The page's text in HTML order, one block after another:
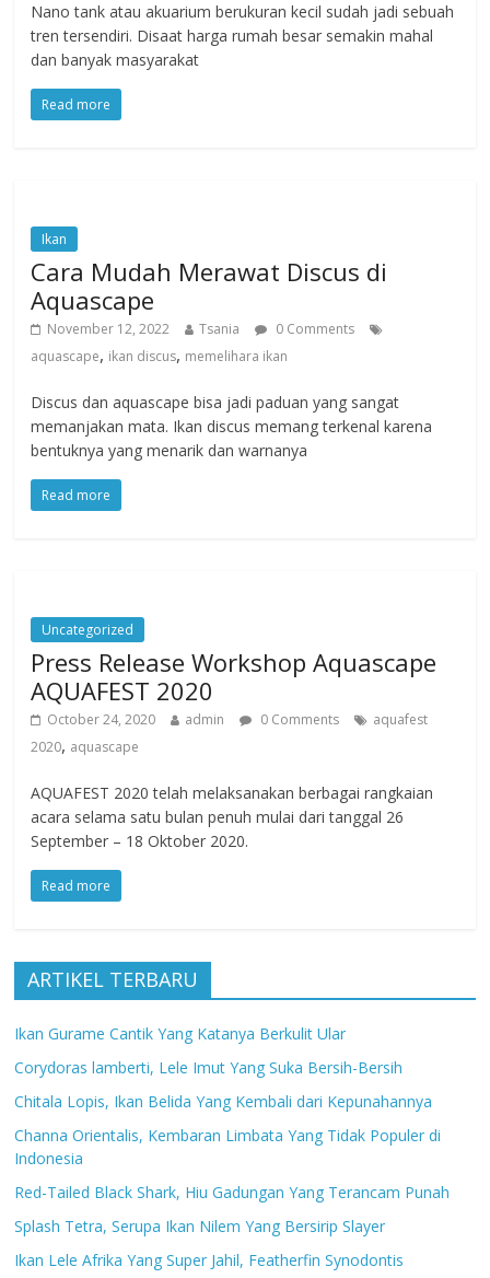
Nano tank atau akuarium berukuran kecil sudah jadi sebuah
tren tersendiri. Disaat harga rumah besar semakin mahal
dan banyak masyarakat
Read more
Ikan
Cara Mudah Merawat Discus di
Aquascape
November 12, 2022 Tsania
0 Comments
aquascape, ikan discus, memelihara ikan
Discus dan aquascape bisa jadi paduan yang sangat
memanjakan mata. Ikan discus memang terkenal karena
bentuknya yang menarik dan warnanya
Read more
Uncategorized
Press Release Workshop Aquascape
AQUAFEST 2020
October 24, 2020 admin 0 Comments
aquafest
2020, aquascape
AQUAFEST 2020 telah melaksanakan berbagai rangkaian
acara selama satu bulan penuh mulai dari tanggal 26
September – 18 Oktober 2020.
Read more
ARTIKEL TERBARU
Ikan Gurame Cantik Yang Katanya Berkulit Ular
Corydoras lamberti, Lele Imut Yang Suka Bersih-Bersih
Chitala Lopis, Ikan Belida Yang Kembali dari Kepunahannya
Channa Orientalis, Kembaran Limbata Yang Tidak Populer di
Indonesia
Red-Tailed Black Shark, Hiu Gadungan Yang Terancam Punah
Splash Tetra, Serupa Ikan Nilem Yang Bersirip Slayer
Ikan Lele Afrika Yang Super Jahil, Featherfin Synodontis